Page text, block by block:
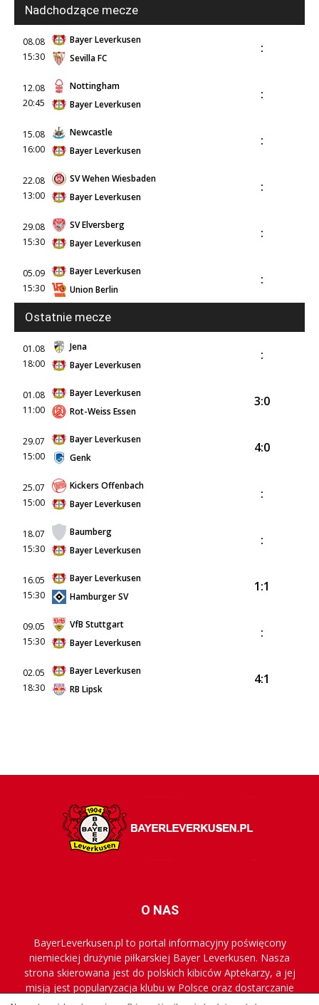
Nadchodzące mecze
08.08
15:30
Bayer Leverkusen
Sevilla FC
:
12.08
20:45
Nottingham
Bayer Leverkusen
:
15.08
16:00
Newcastle
Bayer Leverkusen
:
22.08
13:00
SV Wehen Wiesbaden
Bayer Leverkusen
:
29.08
15:30
SV Elversberg
Bayer Leverkusen
:
05.09
15:30
Bayer Leverkusen
Union Berlin
:
Ostatnie mecze
01.08
18:00
Jena
Bayer Leverkusen
:
01.08
11:00
Bayer Leverkusen
Rot-Weiss Essen
3:0
29.07
15:00
Bayer Leverkusen
Genk
4:0
25.07
15:00
Kickers Offenbach
Bayer Leverkusen
:
18.07
15:30
Baumberg
Bayer Leverkusen
:
16.05
15:30
Bayer Leverkusen
Hamburger SV
1:1
09.05
15:30
VfB Stuttgart
Bayer Leverkusen
:
02.05
18:30
Bayer Leverkusen
RB Lipsk
4:1
O NAS
BayerLeverkusen.pl to portal informacyjny poświęcony
niemieckiej drużynie piłkarskiej Bayer Leverkusen. Nasza
strona skierowana jest do polskich kibiców Aptekarzy, a jej
misją jest popularyzacja klubu w Polsce oraz dostarczanie